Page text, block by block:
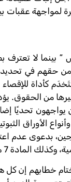
لمواجهة
لا تعترف
حقهم في تحديد
كأداة
من
يواجهون
الأوراق
التي صدقت عليها مصر عام 1990.
خطابهم إن كل